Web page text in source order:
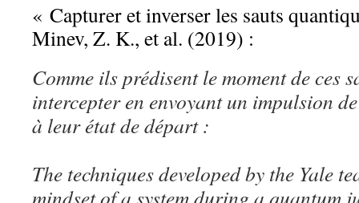
« Capturer et inverser les sauts
Minev, Z. K., et al. (2019) :
Comme ils prédisent le moment de ces
intercepter en envoyant un impulsion
à leur état de départ :
The techniques developed by the Yale
mindset of a system during a quantum